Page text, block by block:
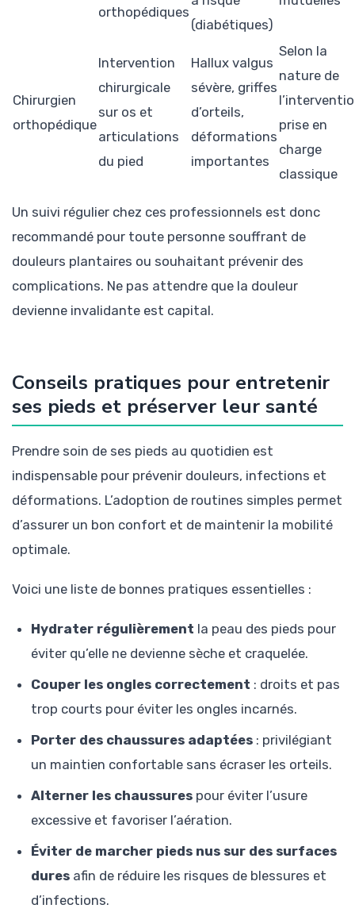
orthopédiques
(diabétiques)
Chirurgien
orthopédique
Intervention
chirurgicale
sur os et
articulations
du pied
Hallux valgus
sévère, griffes
d’orteils,
déformations
importantes
Selon la
nature de
prise en
charge
classique
Un suivi régulier chez ces professionnels est donc
recommandé pour toute personne souffrant de
douleurs plantaires ou souhaitant prévenir des
complications. Ne pas attendre que la douleur
devienne invalidante est capital.
Conseils pratiques pour entretenir
ses pieds et préserver leur santé
Prendre soin de ses pieds au quotidien est
indispensable pour prévenir douleurs, infections et
déformations. L’adoption de routines simples permet
d’assurer un bon confort et de maintenir la mobilité
optimale.
Voici une liste de bonnes pratiques essentielles :
Hydrater régulièrement la peau des pieds pour
éviter qu’elle ne devienne sèche et craquelée.
Couper les ongles correctement : droits et pas
trop courts pour éviter les ongles incarnés.
Porter des chaussures adaptées : privilégiant
un maintien confortable sans écraser les orteils.
Alterner les chaussures pour éviter l’usure
excessive et favoriser l’aération.
Éviter de marcher pieds nus sur des surfaces
dures afin de réduire les risques de blessures et
d’infections.